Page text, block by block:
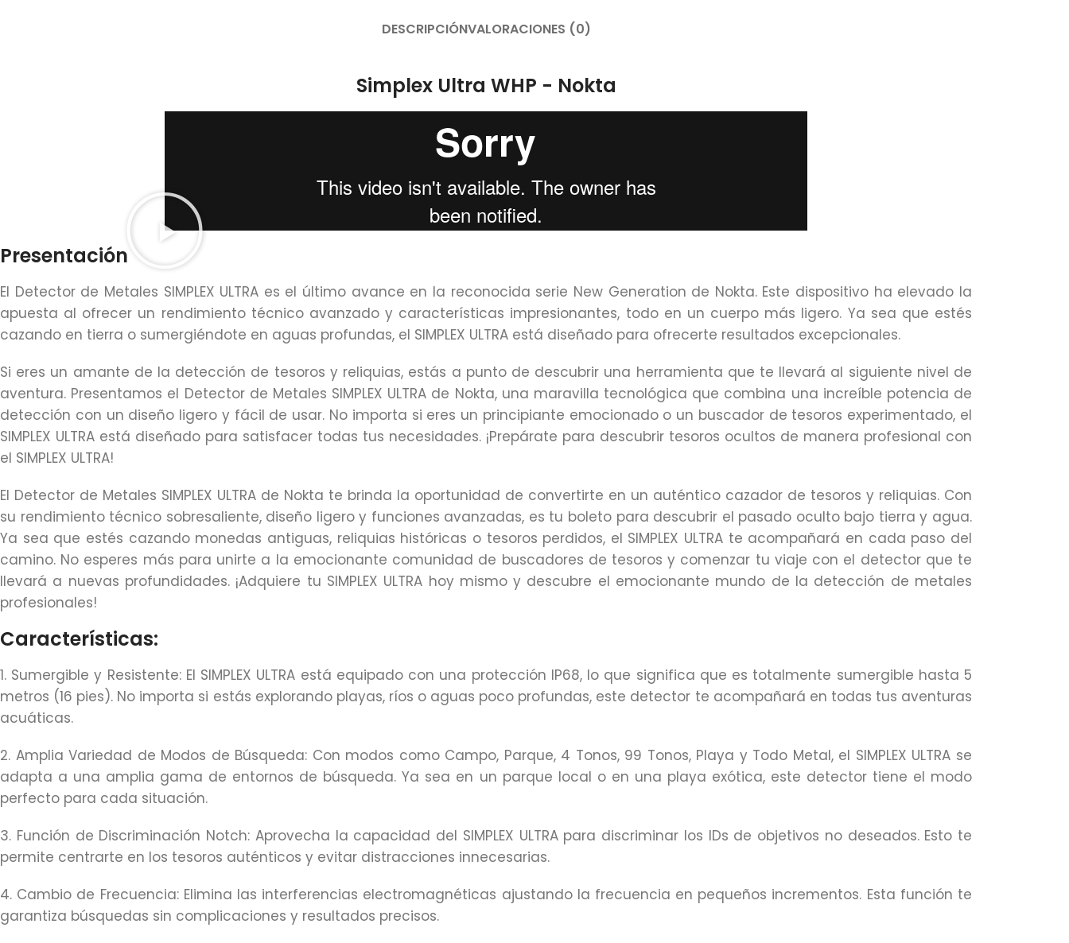
DESCRIPCIÓNVALORACIONES (0)
Simplex Ultra WHP - Nokta
Presentación
El Detector de Metales SIMPLEX ULTRA es el último avance en la reconocida serie New Generation de Nokta. Este dispositivo ha elevado la
apuesta al ofrecer un rendimiento técnico avanzado y características impresionantes, todo en un cuerpo más ligero. Ya sea que estés
cazando en tierra o sumergiéndote en aguas profundas, el SIMPLEX ULTRA está diseñado para ofrecerte resultados excepcionales.
Si eres un amante de la detección de tesoros y reliquias, estás a punto de descubrir una herramienta que te llevará al siguiente nivel de
aventura. Presentamos el Detector de Metales SIMPLEX ULTRA de Nokta, una maravilla tecnológica que combina una increíble potencia de
detección con un diseño ligero y fácil de usar. No importa si eres un principiante emocionado o un buscador de tesoros experimentado, el
SIMPLEX ULTRA está diseñado para satisfacer todas tus necesidades. ¡Prepárate para descubrir tesoros ocultos de manera profesional con
el SIMPLEX ULTRA!
El Detector de Metales SIMPLEX ULTRA de Nokta te brinda la oportunidad de convertirte en un auténtico cazador de tesoros y reliquias. Con
su rendimiento técnico sobresaliente, diseño ligero y funciones avanzadas, es tu boleto para descubrir el pasado oculto bajo tierra y agua.
Ya sea que estés cazando monedas antiguas, reliquias históricas o tesoros perdidos, el SIMPLEX ULTRA te acompañará en cada paso del
camino. No esperes más para unirte a la emocionante comunidad de buscadores de tesoros y comenzar tu viaje con el detector que te
llevará a nuevas profundidades. ¡Adquiere tu SIMPLEX ULTRA hoy mismo y descubre el emocionante mundo de la detección de metales
profesionales!
Características:
1. Sumergible y Resistente: El SIMPLEX ULTRA está equipado con una protección IP68, lo que significa que es totalmente sumergible hasta 5
metros (16 pies). No importa si estás explorando playas, ríos o aguas poco profundas, este detector te acompañará en todas tus aventuras
acuáticas.
2. Amplia Variedad de Modos de Búsqueda: Con modos como Campo, Parque, 4 Tonos, 99 Tonos, Playa y Todo Metal, el SIMPLEX ULTRA se
adapta a una amplia gama de entornos de búsqueda. Ya sea en un parque local o en una playa exótica, este detector tiene el modo
perfecto para cada situación.
3. Función de Discriminación Notch: Aprovecha la capacidad del SIMPLEX ULTRA para discriminar los IDs de objetivos no deseados. Esto te
permite centrarte en los tesoros auténticos y evitar distracciones innecesarias.
4. Cambio de Frecuencia: Elimina las interferencias electromagnéticas ajustando la frecuencia en pequeños incrementos. Esta función te
garantiza búsquedas sin complicaciones y resultados precisos.